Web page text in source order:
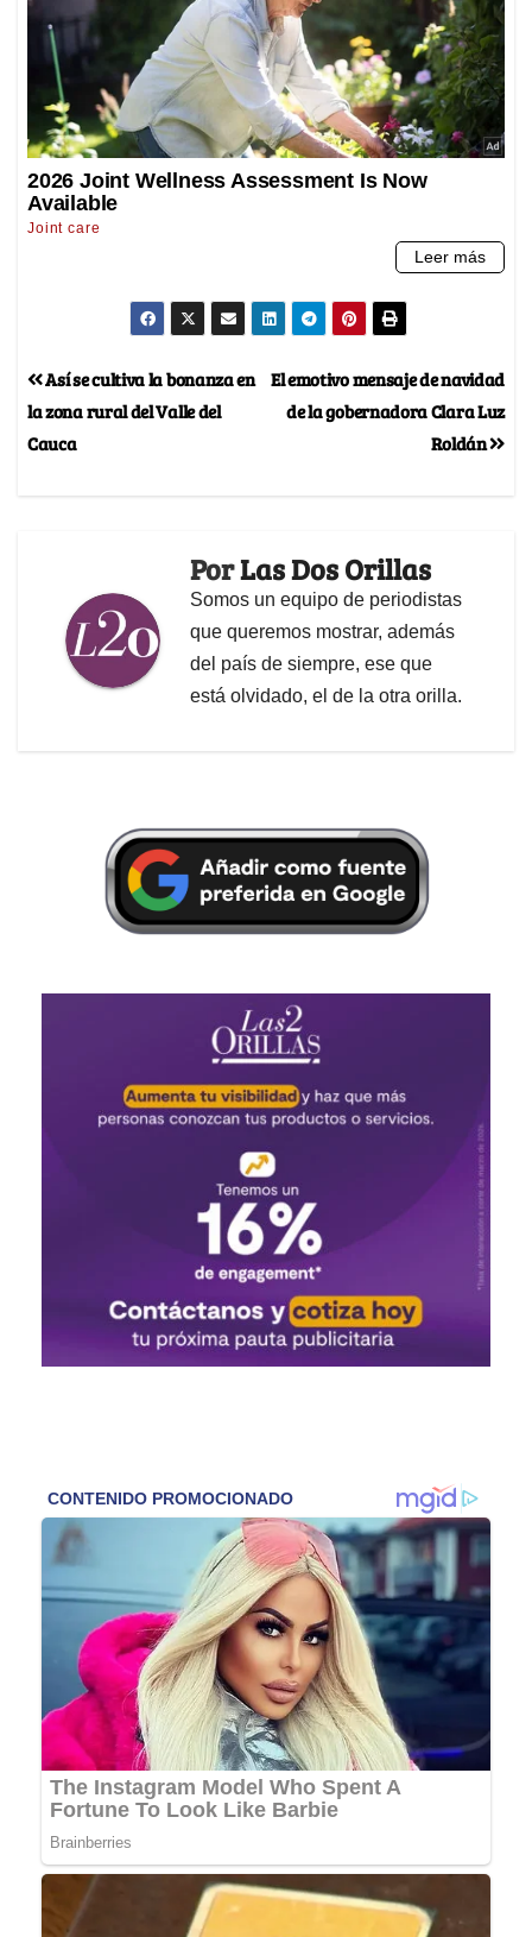
El emotivo mensaje de navidad
de la gobernadora Clara Luz
Roldán
Así se cultiva la bonanza en
la zona rural del Valle del
Cauca
PorLas Dos Orillas
Somos un equipo de periodistas
que queremos mostrar, además
del país de siempre, ese que
está olvidado, el de la otra orilla.